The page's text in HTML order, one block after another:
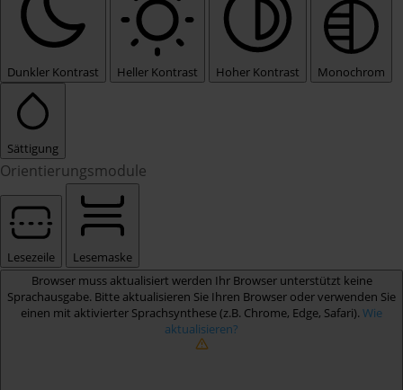
Dunkler Kontrast Heller Kontrast Hoher Kontrast Monochrom
Sättigung
Orientierungsmodule
Lesezeile
Lesemaske
Browser muss aktualisiert werden Ihr Browser unterstützt keine
Sprachausgabe. Bitte aktualisieren Sie Ihren Browser oder verwenden Sie
einen mit aktivierter Sprachsynthese (z.B. Chrome, Edge, Safari). Wie
aktualisieren?